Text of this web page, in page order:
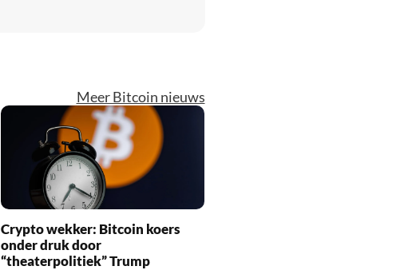
Meer Bitcoin nieuws
Crypto wekker: Bitcoin koers
onder druk door
“theaterpolitiek” Trump